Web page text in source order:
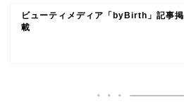
ビューティメディア「byBirth」記事掲
載